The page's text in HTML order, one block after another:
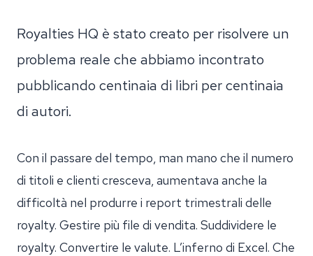
Royalties HQ è stato creato per risolvere un
problema reale che abbiamo incontrato
pubblicando centinaia di libri per centinaia
di autori.
Con il passare del tempo, man mano che il numero
di titoli e clienti cresceva, aumentava anche la
difficoltà nel produrre i report trimestrali delle
royalty. Gestire più file di vendita. Suddividere le
royalty. Convertire le valute. L’inferno di Excel. Che